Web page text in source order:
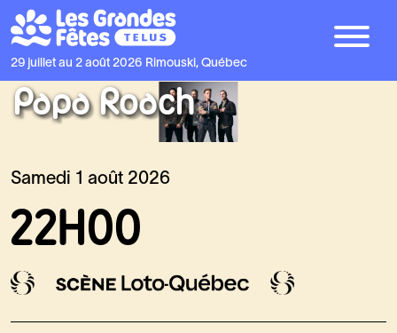
29 juillet au 2 août 2026 Rimouski, Québec
Papa Roach
Samedi 1 août 2026
22H00